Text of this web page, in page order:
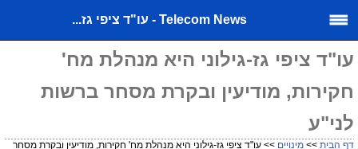
Telecom News - עו"ד ציפי גז...
עו"ד ציפי גז-גילוני היא מנהלת מח'
חקירות, מודיעין ובקרת מסחר ברשות
לני"ע
דף הבית >> מינויים >> עו"ד ציפי גז-גילוני היא מנהלת מח' חקירות, מודיעין ובקרת מסחר